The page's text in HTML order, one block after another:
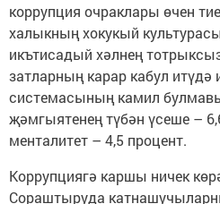
коррупция очраклары өчен
халыкның хокукый
икътисадый хәлнең
затларның карар кабул итүдә
системасының камил
җәмгыятенең түбән үсеше –
менталитет – 4,5 процент.
Коррупциягә каршы ничек
Сораштыруда